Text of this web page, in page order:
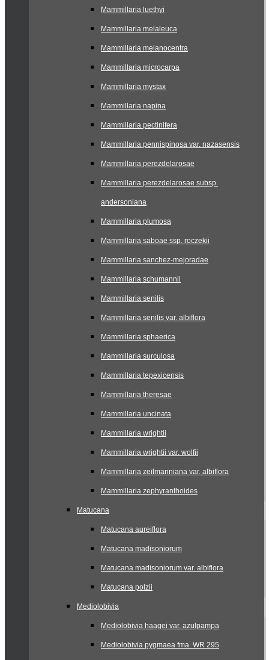
Mammillaria luethyi
Mammillaria melaleuca
Mammillaria melanocentra
Mammillaria microcarpa
Mammillaria mystax
Mammillaria napina
Mammillaria pectinifera
Mammillaria pennispinosa var. nazasensis
Mammillaria perezdelarosae
Mammillaria perezdelarosae subsp.
andersoniana
Mammillaria plumosa
Mammillaria saboae ssp. roczekii
Mammillaria sanchez-mejoradae
Mammillaria schumannii
Mammillaria senilis
Mammillaria senilis var. albiflora
Mammillaria sphaerica
Mammillaria surculosa
Mammillaria tepexicensis
Mammillaria theresae
Mammillaria uncinata
Mammillaria wrightii
Mammillaria wrightii var. wolfii
Mammillaria zeilmanniana var. albiflora
Mammillaria zephyranthoides
Matucana
Matucana aureiflora
Matucana madisoniorum
Matucana madisoniorum var. albiflora
Matucana polzii
Mediolobivia
Mediolobivia haagei var. azulpampa
Mediolobivia pygmaea fma. WR 295